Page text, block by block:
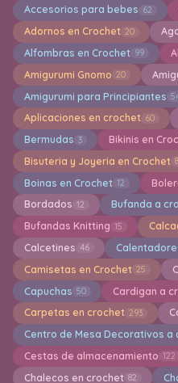
Accesorios para bebes 62
Adornos en Crochet 20
Alfombras en Crochet 99
Amigurumi Gnomo 20
Amigurumi para Principiantes
Aplicaciones en crochet 60
Bermudas 3 Bikinis en
Bisuteria y Joyeria en Crochet
Boinas en Crochet 12
Bordados 12 Bufanda a
Bufandas Knitting 15
Calcetines 46
Camisetas en Crochet 25
Capuchas 50 Cardigan a
Carpetas en crochet 293
Centro de Mesa Decorativos a
Cestas de almacenamiento 122
Chalecos en crochet 82